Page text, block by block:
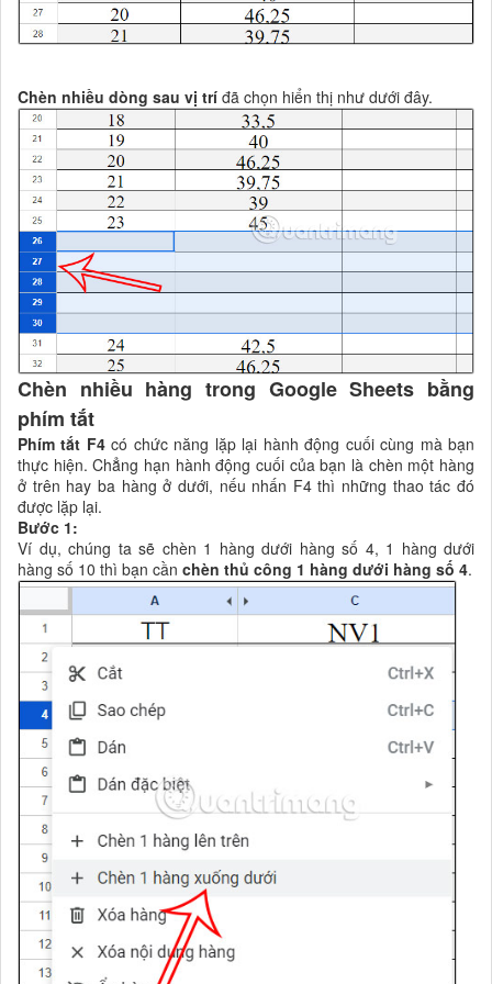
Chèn nhiều dòng sau vị trí đã chọn hiển thị như dưới đây.
Chèn nhiều hàng trong Google Sheets bằng
phím tắt
Phím tắt F4có chức năng lặp lại hành động cuối cùng mà bạn
thực hiện. Chẳng hạn hành động cuối của bạn là chèn một hàng
ở trên hay ba hàng ở dưới, nếu nhấn F4 thì những thao tác đó
được lặp lại.
Bước 1:
Ví dụ, chúng ta sẽ chèn 1 hàng dưới hàng số 4, 1 hàng dưới
hàng số 10 thì bạn cần chèn thủ công 1 hàng dưới hàng số 4.